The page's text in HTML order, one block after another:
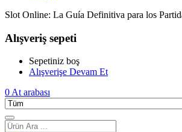
Slot Online: La Guía Definitiva para los
Alışveriş sepeti
Sepetiniz boş
Alışverişe Devam Et
0At arabası